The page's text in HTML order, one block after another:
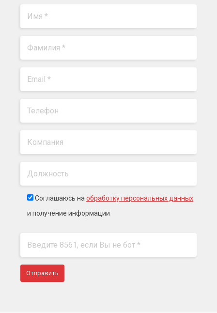
Соглашаюсь на обработку персональных данных
и получение информации